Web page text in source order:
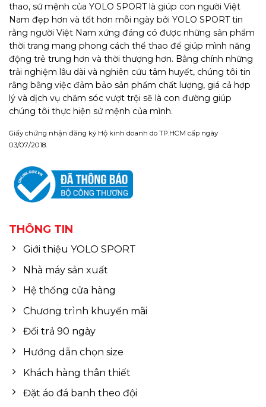
thao, sứ mệnh của YOLO SPORT là giúp con người Việt
Nam đẹp hơn và tốt hơn mỗi ngày bởi YOLO SPORT tin
rằng người Việt Nam xứng đáng có được những sản phẩm
thời trang mang phong cách thể thao để giúp mình năng
động trẻ trung hơn và thời thượng hơn. Bằng chính những
trải nghiệm lâu dài và nghiên cứu tâm huyết, chúng tôi tin
rằng bằng việc đảm bảo sản phẩm chất lượng, giá cả hợp
lý và dịch vụ chăm sóc vượt trội sẽ là con đường giúp
chúng tôi thực hiện sứ mệnh của mình.
Giấy chứng nhận đăng ký Hộ kinh doanh do TP.HCM cấp ngày
03/07/2018.
THÔNG TIN
Giới thiệu YOLO SPORT
Nhà máy sản xuất
Hệ thống cửa hàng
Chương trình khuyến mãi
Đổi trả 90 ngày
Hướng dẫn chọn size
Khách hàng thân thiết
Đặt áo đá banh theo đội